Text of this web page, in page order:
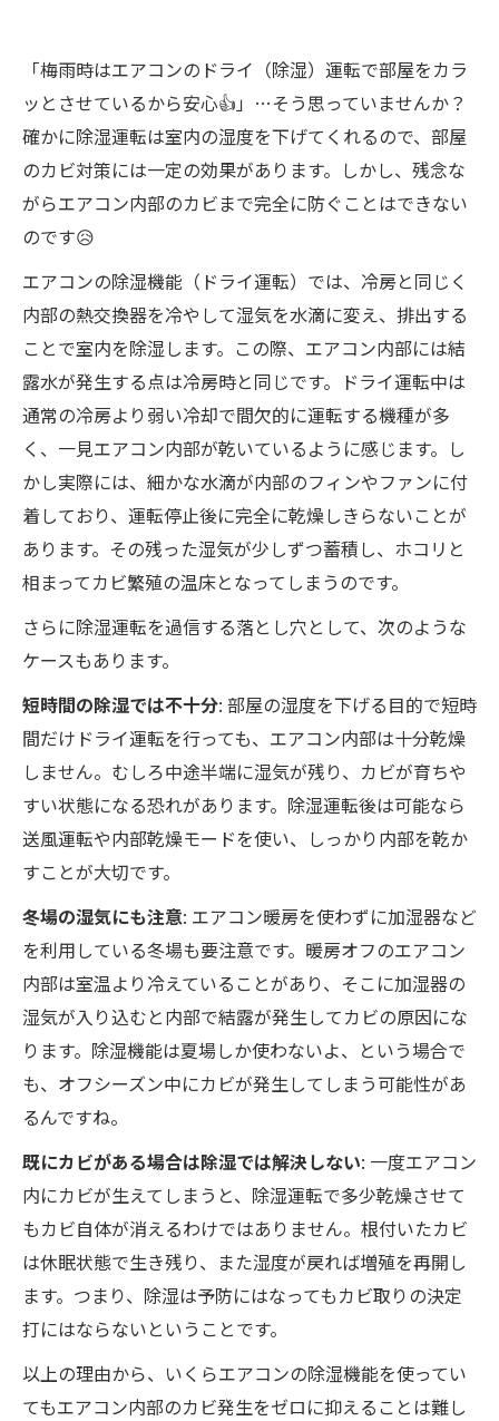
「梅雨時はエアコンのドライ（除湿）運転で部屋をカラ
ッとさせているから安心👍」…そう思っていませんか？
確かに除湿運転は室内の湿度を下げてくれるので、部屋
のカビ対策には一定の効果があります。しかし、残念な
がらエアコン内部のカビまで完全に防ぐことはできない
のです😥
エアコンの除湿機能（ドライ運転）では、冷房と同じく
内部の熱交換器を冷やして湿気を水滴に変え、排出する
ことで室内を除湿します。この際、エアコン内部には結
露水が発生する点は冷房時と同じです。ドライ運転中は
通常の冷房より弱い冷却で間欠的に運転する機種が多
く、一見エアコン内部が乾いているように感じます。し
かし実際には、細かな水滴が内部のフィンやファンに付
着しており、運転停止後に完全に乾燥しきらないことが
あります。その残った湿気が少しずつ蓄積し、ホコリと
相まってカビ繁殖の温床となってしまうのです。
さらに除湿運転を過信する落とし穴として、次のような
ケースもあります。
短時間の除湿では不十分: 部屋の湿度を下げる目的で短時
間だけドライ運転を行っても、エアコン内部は十分乾燥
しません。むしろ中途半端に湿気が残り、カビが育ちや
すい状態になる恐れがあります。除湿運転後は可能なら
送風運転や内部乾燥モードを使い、しっかり内部を乾か
すことが大切です。
冬場の湿気にも注意: エアコン暖房を使わずに加湿器など
を利用している冬場も要注意です。暖房オフのエアコン
内部は室温より冷えていることがあり、そこに加湿器の
湿気が入り込むと内部で結露が発生してカビの原因にな
ります。除湿機能は夏場しか使わないよ、という場合で
も、オフシーズン中にカビが発生してしまう可能性があ
るんですね。
既にカビがある場合は除湿では解決しない: 一度エアコン
内にカビが生えてしまうと、除湿運転で多少乾燥させて
もカビ自体が消えるわけではありません。根付いたカビ
は休眠状態で生き残り、また湿度が戻れば増殖を再開し
ます。つまり、除湿は予防にはなってもカビ取りの決定
打にはならないということです。
以上の理由から、いくらエアコンの除湿機能を使ってい
てもエアコン内部のカビ発生をゼロに抑えることは難し